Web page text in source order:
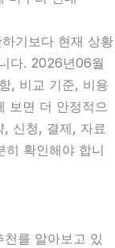
기보다 현재 상황
다. 2026년06월
, 비교 기준, 비용
보면 더 안정적으
, 신청, 결제, 자료
히 확인해야 합니
를 알아보고 있